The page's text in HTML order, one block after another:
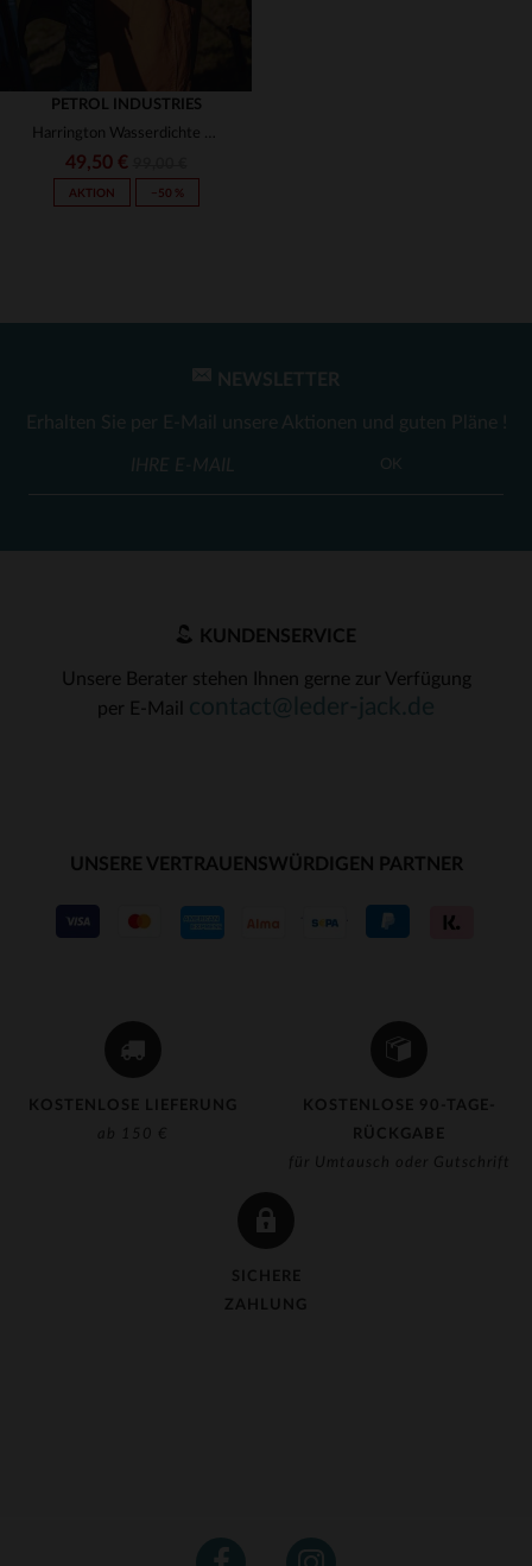
VERFÜGBARE GRÖSSEN
S
PETROL INDUSTRIES
Harrington Wasserdichte Jacke
49,50 €
AKTION −50 %
KOSTENLOSE LIEFERUNG
ab 150 €
KOSTENLOSE 90-TAGE-
RÜCKGABE
für Umtausch oder Gutschrift
SICHERE
ZAHLUNG
NEWSLETTER
Erhalten Sie per E-Mail unsere Aktionen und guten Pläne !
OK
KUNDENSERVICE
Unsere Berater stehen Ihnen gerne zur Verfügung
per E-Mail
UNSERE VERTRAUENSWÜRDIGEN PARTNER